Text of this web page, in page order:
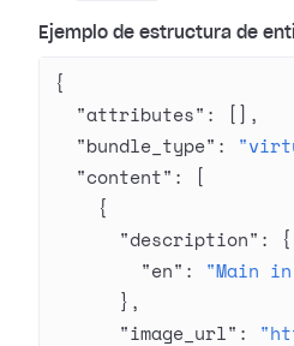
Ejemplo de estructura de
{
  "attributes"
: [],
  "bundle_type"
:
  "content"
: [
    {
      "description"
: {
        "en"
: "Main
      },
      "image_url"
: